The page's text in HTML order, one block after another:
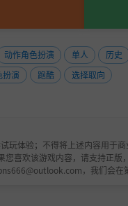
动作角色扮演 单人 历史
扮演 跑酷 选择取向
玩体验；不得将上述内容用于
喜欢该游戏内容，请支持正
，我们会在